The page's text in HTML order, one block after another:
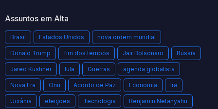
Assuntos em Alta
Brasil Estados Unidos nova ordem mundial
Donald Trump fim dos tempos Jair Bolsonaro Rússia
Jared Kushner lula Guerras agenda globalista
Nova Era Onu Acordo de Paz Economia Irã
Ucrânia eleições Tecnologia Benjamin Netanyahu